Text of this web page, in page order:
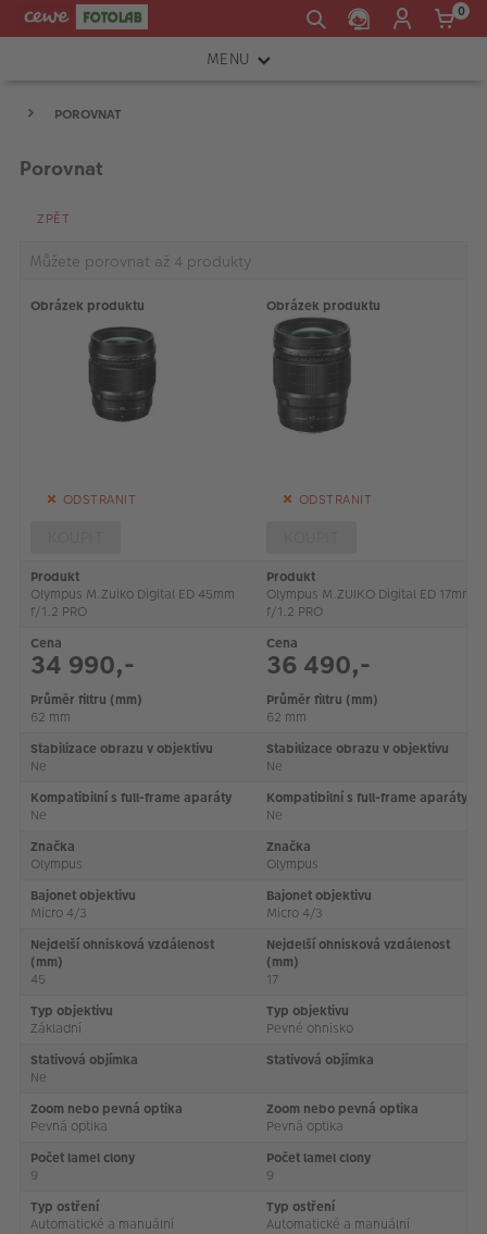
0
MENU
TISKÁRNY A SKENERY
FOTOBRAŠNY
PŘÍSLUŠENSTVÍ
VÝPRODEJ
Akce a slevy
POROVNAT
Porovnat
ZPĚT
Můžete porovnat až 4 produkty
Obrázek produktu Obrázek produktu
ODSTRANIT ODSTRANIT
Produkt
Olympus M.Zuiko Digital ED 45mm
f/1.2 PRO
Produkt
Olympus M.ZUIKO Digital ED 17mm
f/1.2 PRO
Cena
34 990,-
Cena
36 490,-
Průměr filtru (mm)
62 mm
Průměr filtru (mm)
62 mm
Stabilizace obrazu v objektivu
Ne
Stabilizace obrazu v objektivu
Ne
Kompatibilní s full-frame aparáty
Ne
Kompatibilní s full-frame aparáty
Ne
Značka
Olympus
Značka
Olympus
Bajonet objektivu
Micro 4/3
Bajonet objektivu
Micro 4/3
Nejdelší ohnisková vzdálenost
(mm)
45
Nejdelší ohnisková vzdálenost
(mm)
17
Typ objektivu
Základní
Typ objektivu
Pevné ohnisko
Stativová objímka
Ne
Stativová objímka
Zoom nebo pevná optika
Pevná optika
Zoom nebo pevná optika
Pevná optika
Počet lamel clony
9
Počet lamel clony
9
Typ ostření
Automatické a manuální
Typ ostření
Automatické a manuální